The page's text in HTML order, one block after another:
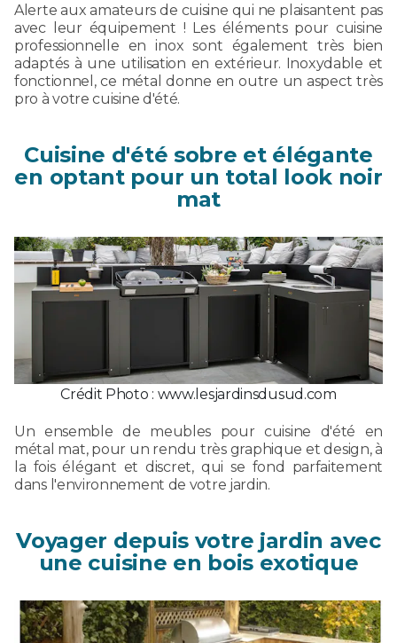
Alerte aux amateurs de cuisine qui ne plaisantent pas
avec leur équipement ! Les éléments pour cuisine
professionnelle en inox sont également très bien
adaptés à une utilisation en extérieur. Inoxydable et
fonctionnel, ce métal donne en outre un aspect très
pro à votre cuisine d'été.
Cuisine d'été sobre et élégante
en optant pour un total look noir
mat
Crédit Photo : www.lesjardinsdusud.com
Un ensemble de meubles pour cuisine d'été en
métal mat, pour un rendu très graphique et design, à
la fois élégant et discret, qui se fond parfaitement
dans l'environnement de votre jardin.
Voyager depuis votre jardin avec
une cuisine en bois exotique